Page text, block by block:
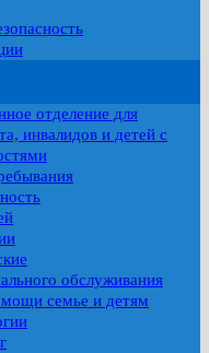
отделение для
инвалидов и детей с
обслуживания
семье и детям